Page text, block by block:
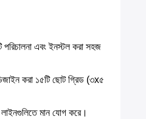
পরিচালনা এবং ইনস্টল করা সহজ
করা ১৫টি ছোট গ্রিড (৩x৫
লাইনগুলিতে মান যোগ করে।